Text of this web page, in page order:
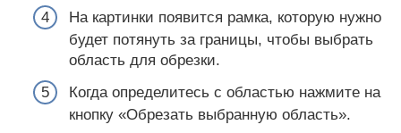
На картинки появится рамка, которую нужно
будет потянуть за границы, чтобы выбрать
область для обрезки.
Когда определитесь с областью нажмите на
кнопку «Обрезать выбранную область».